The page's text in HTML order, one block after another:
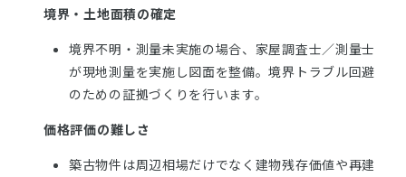
境界・土地面積の確定
境界不明・測量未実施の場合、家屋調査士／測量士
が現地測量を実施し図面を整備。境界トラブル回避
のための証拠づくりを行います。
価格評価の難しさ
築古物件は周辺相場だけでなく建物残存価値や再建